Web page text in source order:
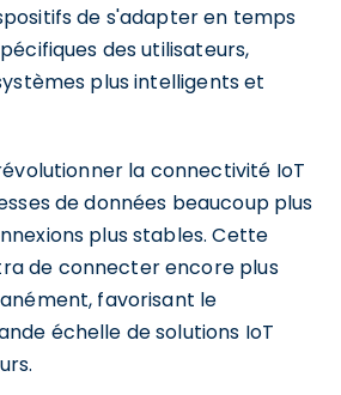
de s'adapter en temps
des utilisateurs,
plus intelligents et
la connectivité IoT
de données beaucoup plus
plus stables. Cette
de connecter encore plus
favorisant le
échelle de solutions IoT